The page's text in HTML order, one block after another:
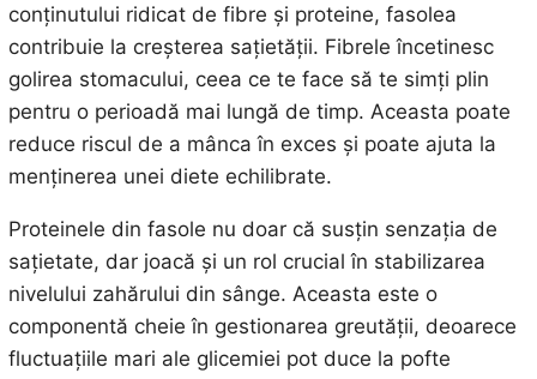
conținutului ridicat de fibre și proteine, fasolea
contribuie la creșterea sațietății. Fibrele încetinesc
golirea stomacului, ceea ce te face să te simți plin
pentru o perioadă mai lungă de timp. Aceasta poate
reduce riscul de a mânca în exces și poate ajuta la
menținerea unei diete echilibrate.
Proteinele din fasole nu doar că susțin senzația de
sațietate, dar joacă și un rol crucial în stabilizarea
nivelului zahărului din sânge. Aceasta este o
componentă cheie în gestionarea greutății, deoarece
fluctuațiile mari ale glicemiei pot duce la pofte